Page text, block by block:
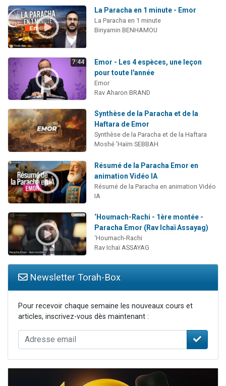
La Paracha en 1 minute - Emor
La Paracha en 1 minute
Binyamin BENHAMOU
7:44
Emor - Les 4 espèces, une leçon
pour toute l'année
Emor
Rav Aharon BRAND
Synthèse de la Paracha et de la
Haftara de Emor
Synthèse de la Paracha et de la Haftara
Moshé 'Haïm SEBBAH
Résumé de la Paracha Emor en
animation Vidéo IA
Résumé de la Paracha en animation Vidéo
IA
‘Houmach-Rachi - 1ère montée -
Paracha Emor (Rav Ichaï Assayag)
‘Houmach-Rachi
Rav Ichaï ASSAYAG
Newsletter Torah-Box
Pour recevoir chaque semaine les nouveaux cours et
articles, inscrivez-vous dès maintenant :